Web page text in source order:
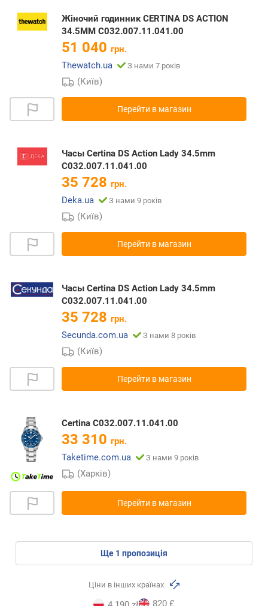
Жіночий годинник CERTINA DS ACTION
34.5MM C032.007.11.041.00
51 040 грн.
Thewatch.ua
З нами 7 років
(Київ)
Перейти в магазин
Часы Certina DS Action Lady 34.5mm
C032.007.11.041.00
35 728 грн.
Deka.ua
З нами 9 років
(Київ)
Перейти в магазин
Часы Certina DS Action Lady 34.5mm
C032.007.11.041.00
35 728 грн.
Secunda.com.ua
З нами 8 років
(Київ)
Перейти в магазин
Certina C032.007.11.041.00
33 310 грн.
Taketime.com.ua
З нами 9 років
(Харків)
Перейти в магазин
ще 1 пропозиція
Ціни в інших країнах
820 £